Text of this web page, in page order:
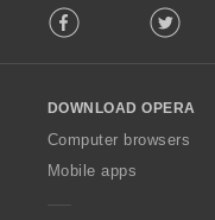
o
w
O
p
Facebook Twitter
DOWNLOAD OPERA
Computer browsers
Mobile apps